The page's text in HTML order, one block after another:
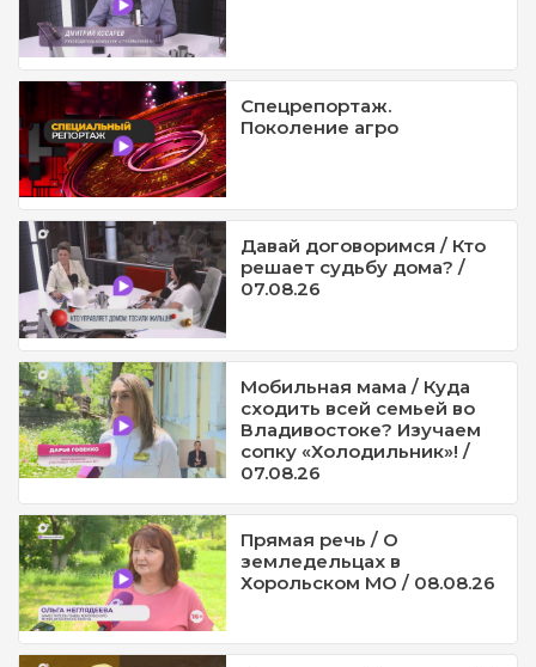
Спецрепортаж.
Поколение агро
Давай договоримся / Кто
решает судьбу дома? /
07.08.26
Мобильная мама / Куда
сходить всей семьей во
Владивостоке? Изучаем
сопку «Холодильник»! /
07.08.26
Прямая речь / О
земледельцах в
Хорольском МО / 08.08.26